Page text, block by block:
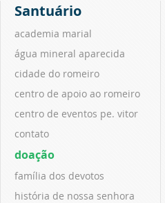
Santuário
academia marial
água mineral aparecida
cidade do romeiro
centro de apoio ao romeiro
centro de eventos pe. vitor
contato
doação
família dos devotos
história de nossa senhora